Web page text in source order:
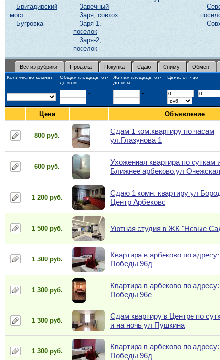
Бригадирский
мост
Бугровка
Заречный
Заря, совхоз
Заря-1,
поселок
Заря-2,
поселок
Все из рубрики Продажа Покупка Сдаю Сниму Обмен
Количество комнат
Общая площадь, от-
до кв.м.
Жилая площадь, от-
до кв.м.
Цена, от - до
- - -
Цена Объявление
800 руб.
Сдам 1 ком.квартиру по часам
ул.Глазунова 1
600 руб.
Ухоженная квартира по суткам
Ближнее арбеково.ул
1 200 руб.
Сдаю 1 комн. квартиру ул
Центр Арбеково
1 500 руб. Уютная студия в ЖК "Новые
1 300 руб.
Квартира в арбеково по
Победы 96д
1 300 руб.
Квартира в арбеково по
Победы 96е
1 300 руб.
Сдам квартиру в Центре по
и на ночь ул Пушкина
1 300 руб.
Квартира в арбеково по
Победы 96д